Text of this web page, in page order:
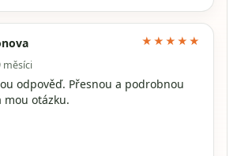
měsíci
★★★★★
odpověď. Přesnou a podrobnou
otázku.